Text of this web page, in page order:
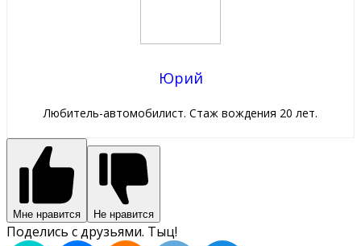
Юрий
Любитель-автомобилист. Стаж вождения 20 лет.
Мне нравится Не нравится
Поделись с друзьями. Тыц!